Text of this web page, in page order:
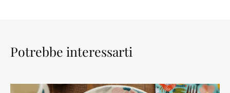
Potrebbe interessarti